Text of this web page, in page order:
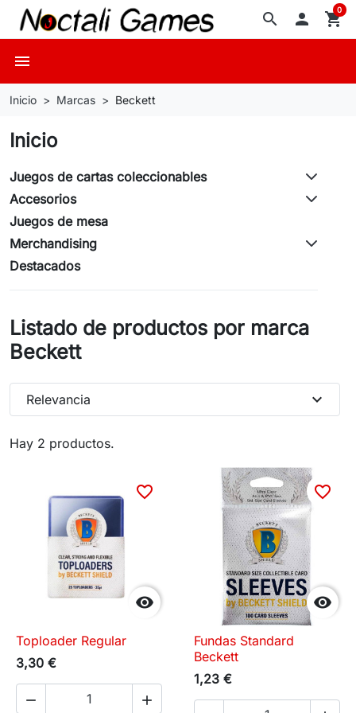
search  shopping_cart
0
menu
Inicio Marcas Beckett
Inicio
Juegos de cartas coleccionables
Accesorios
Juegos de mesa
Merchandising
Destacados
Listado de productos por marca
Beckett
Hay 2 productos.
Relevancia expand_more

favorite_border
Toploader Regular
3,30 €
 

favorite_border
Fundas Standard
Beckett
1,23 €